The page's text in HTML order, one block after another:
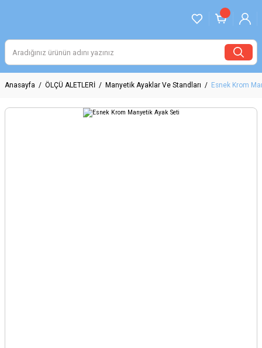
Anasayfa ÖLÇÜ ALETLERİ Manyetik Ayaklar Ve Standları Esnek Krom